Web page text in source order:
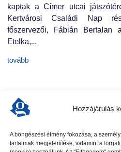
Hozzájárulás
A böngészési élmény fokozása, a
tartalmak megjelenítése, valamint a
kaptak a Címer utcai
Kertvárosi Családi Nap
főszervezői, Fábián Bertalan
Etelka,...
tovább